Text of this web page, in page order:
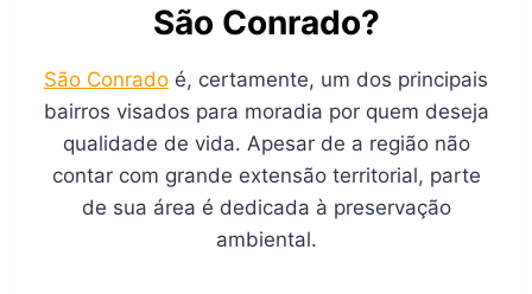
São Conrado?
São Conrado é, certamente, um dos principais
bairros visados para moradia por quem deseja
qualidade de vida. Apesar de a região não
contar com grande extensão territorial, parte
de sua área é dedicada à preservação
ambiental.